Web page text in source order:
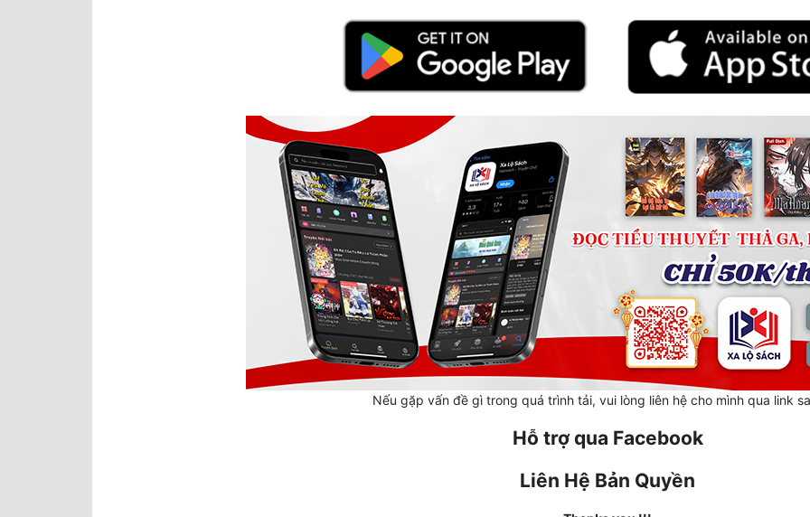
Nếu gặp vấn đề gì trong quá trình tải, vui lòng liên hệ cho mình qua link
Hỗ trợ qua Facebook
Liên Hệ Bản Quyền